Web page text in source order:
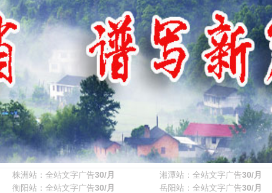
株洲站：全站文字广告30/月 湘潭站：全站文字广告30/月
衡阳站：全站文字广告30/月 岳阳站：全站文字广告30/月